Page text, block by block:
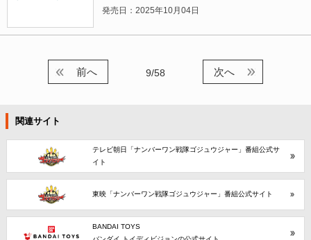
発売日：2025年10月04日
9/58
前へ 次へ
関連サイト
テレビ朝日「ナンバーワン戦隊ゴジュウジャー」番組公式サ
イト
東映「ナンバーワン戦隊ゴジュウジャー」番組公式サイト
BANDAI TOYS